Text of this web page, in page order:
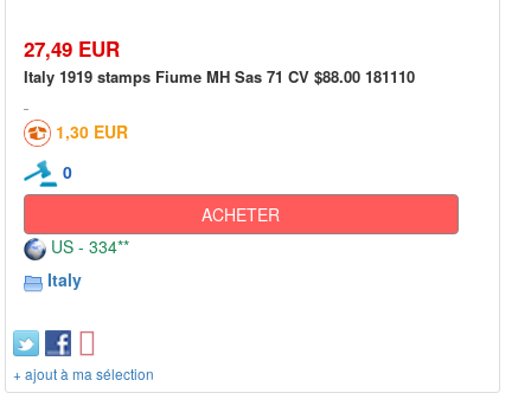
27,49 EUR
Italy 1919 stamps Fiume MH Sas 71 CV $88.00 181110
1,30 EUR
0
ACHETER
US - 334**
Italy
+ ajout à ma sélection